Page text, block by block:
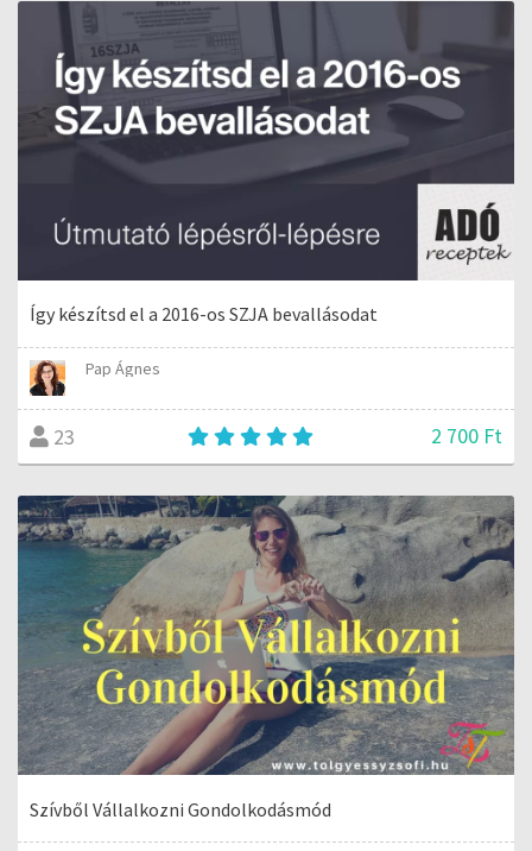
Így készítsd el a 2016-os SZJA bevallásodat
Pap Ágnes
23 2 700 Ft
Szívből Vállalkozni Gondolkodásmód